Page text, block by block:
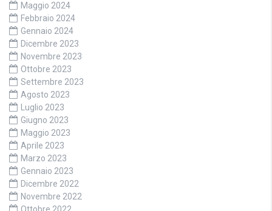
Maggio 2024
Febbraio 2024
Gennaio 2024
Dicembre 2023
Novembre 2023
Ottobre 2023
Settembre 2023
Agosto 2023
Luglio 2023
Giugno 2023
Maggio 2023
Aprile 2023
Marzo 2023
Gennaio 2023
Dicembre 2022
Novembre 2022